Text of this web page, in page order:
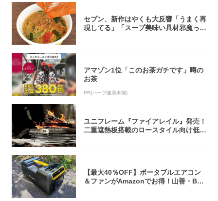
セブン、新作はやくも大反響「うまく再
現してる」「スープ美味い具材邪魔って
アマゾン1位「このお茶ガチです」噂の
お茶
PR(ハーブ健康本舗)
ユニフレーム『ファイアレイル』発売！
二重遮熱板搭載のロースタイル向け低型
【最大40％OFF】ポータブルエアコン
＆ファンがAmazonでお得！山善・Bo